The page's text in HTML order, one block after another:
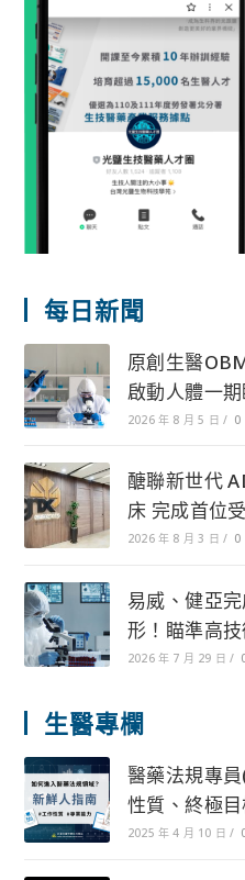
每日新聞
原創生醫
啟動人體一
2026 年 8 月 5 日 / 0
醣聯新世代
床 完成首位
2026 年 8 月 3 日 / 0
易威、健亞
形！瞄準高
2026 年 7 月 29 日 /
生醫專欄
醫藥法規專
性質、終極
2025 年 4 月 10 日 /